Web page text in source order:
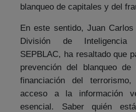
blanqueo de capitales y del
En este sentido, Juan
División de Inteligencia
SEPBLAC, ha resaltado que
prevención del blanqueo
financiación del
acceso a la información
esencial. Saber quién